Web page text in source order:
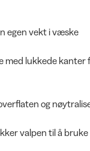
egen vekt i væske
med lukkede kanter
og
valpen til å